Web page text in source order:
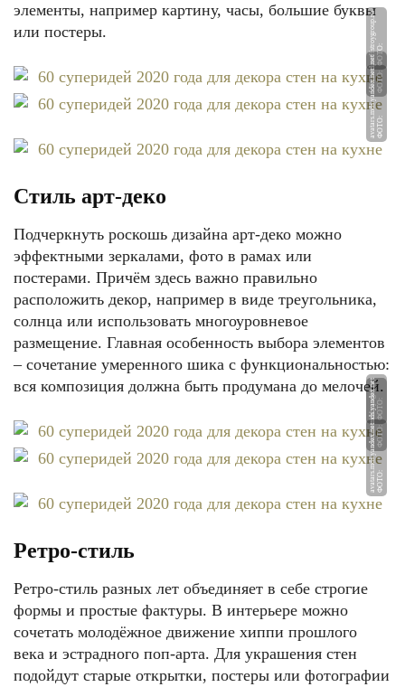
элементы, например картину, часы, большие буквы
или постеры.
Ф
О
Т
О:
p
r
o
f
f
st
r
o
y
g
r
o
u
p.
r
u
Ф
О
Т
О:
f
ol
k
sl
a
n
d.
n
et
Ф
О
Т
О:
a
v
at
a
r
s.
m
d
s.
y
a
n
d
e
x.
n
et
Стиль арт-деко
Подчеркнуть роскошь дизайна арт-деко можно
эффектными зеркалами, фото в рамах или
постерами. Причём здесь важно правильно
расположить декор, например в виде треугольника,
солнца или использовать многоуровневое
размещение. Главная особенность выбора элементов
– сочетание умеренного шика с функциональностью:
вся композиция должна быть продумана до мелочей.
Ф
О
Т
О:
k
u
h
n
y
a
gi
d.
r
u
Ф
О
Т
О:
a
v
at
a
r
s.
m
d
s.
y
a
n
d
e
x.
n
et
Ф
О
Т
О:
a
v
at
a
r
s.
m
d
s.
y
a
n
d
e
x.
n
et
Ретро-стиль
Ретро-стиль разных лет объединяет в себе строгие
формы и простые фактуры. В интерьере можно
сочетать молодёжное движение хиппи прошлого
века и эстрадного поп-арта. Для украшения стен
подойдут старые открытки, постеры или фотографии